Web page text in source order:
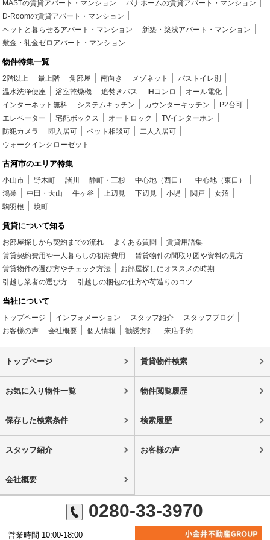
MASTの賃貸アパート・マンション
パナホームの賃貸アパート・マンション
D-Roomの賃貸アパート・マンション
ペットと暮らせるアパート・マンション
新築・築浅アパート・マンション
敷金・礼金ゼロアパート・マンション
物件特集一覧
2階以上 最上階 角部屋 南向き メゾネット
バストイレ別
温水洗浄便座
浴室乾燥機 追焚きバス IHコンロ
オール電化
インターネット無料
システムキッチン カウンターキッチン
P2台可
エレベーター
宅配ボックス オートロック
TVインターホン
防犯カメラ
即入居可 ペット相談可
二人入居可
ウォークインクローゼット
古河市のエリア特集
小山市 野木町 諸川 静町・三杉 中心地（西口）
中心地（東口）
鴻巣
中田・大山 牛ヶ谷 上辺見 下辺見 小堤 関戸
女沼
駒羽根
境町
賃貸について知る
お部屋探しから契約までの流れ よくある質問
賃貸用語集
賃貸契約費用や一人暮らしの初期費用
賃貸物件の間取り図や資料の見方
賃貸物件の選び方やチェック方法
お部屋探しにオススメの時期
引越し業者の選び方
引越しの梱包の仕方や荷造りのコツ
当社について
トップページ インフォメーション スタッフ紹介
スタッフブログ
お客様の声
会社概要 個人情報 勧誘方針 来店予約
トップページ 賃貸物件検索
お気に入り物件一覧 物件閲覧履歴
保存した検索条件 検索履歴
スタッフ紹介 お客様の声
会社概要
0280-33-3970
営業時間 10:00-18:00